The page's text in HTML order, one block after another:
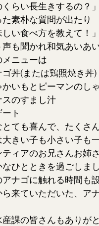
くらい長生きするの？」
た素朴な質問が出たり
しい食べ方を教えて！」
声も聞かれ和気あいあ
メニューは
ゴ丼(または鶏照焼き丼)
かいもとピーマンのし
スのすまし汁
ート
ても喜んで、たくさ
きい子も小さい子も
ィアのお兄さんお姉
ひとときを過ごしまし
ナゴに触れる時間も
来ていただいた、ア
課の皆さんもありが